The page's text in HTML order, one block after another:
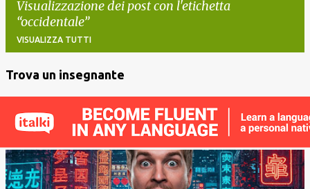
Visualizzazione dei post con l'etichetta
occidentale
VISUALIZZA TUTTI
t
Trova un insegnante